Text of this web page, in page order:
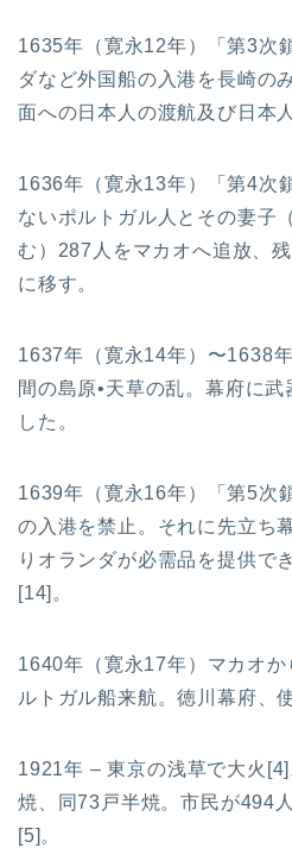
1635年（寛永12年）「第3次
ダなど外国船の入港を長崎の
面への日本人の渡航及び日本
1636年（寛永13年）「第4次
ないポルトガル人とその妻子
む）287人をマカオへ追放、
に移す。
1637年（寛永14年）〜1638
間の島原•天草の乱。幕府に
した。
1639年（寛永16年）「第5次
の入港を禁止。それに先立ち
りオランダが必需品を提供で
[14]。
1640年（寛永17年）マカオ
ルトガル船来航。徳川幕府、
1921年 – 東京の浅草で大火
焼、同73戸半焼。市民が494
[5]。